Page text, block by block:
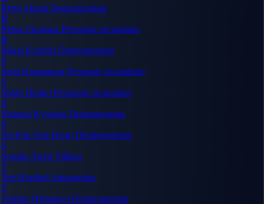
Renji Abarai Deuteragonista
R
Retsu Unohana Personaje secundario
R
Rukia Kuchiki Deuteragonista
S
Sajin Komamura Personaje secundario
S
Shinji Hirako Personaje secundario
S
Shunsui Kyoraku Deuteragonista
S
Soi Fon (Sui-Feng) Deuteragonista
S
Sosuke Aizen Villano
T
Tier Harribel Antagonista
T
Toshiro Hitsugaya Deuteragonista